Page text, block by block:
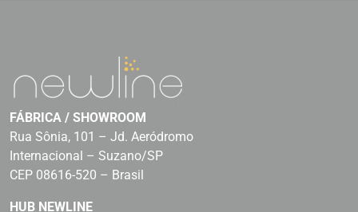
FÁBRICA / SHOWROOM
Rua Sônia, 101 – Jd. Aeródromo
Internacional – Suzano/SP
CEP 08616-520 – Brasil
HUB NEWLINE